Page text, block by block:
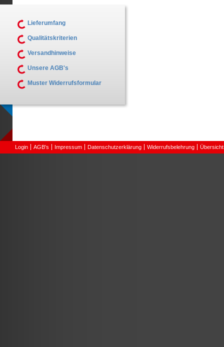
Lieferumfang
Qualitätskriterien
Versandhinweise
Unsere AGB's
Muster Widerrufsformular
Login AGB's Impressum Datenschutzerklärung Widerrufsbelehrung